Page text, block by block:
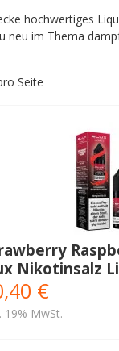
hochwertiges
im Thema
Seite
Nikotinsalz
€
19% MwSt.